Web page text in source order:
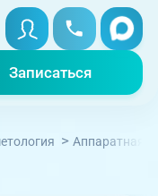
Записаться
Записаться
> Аппаратная